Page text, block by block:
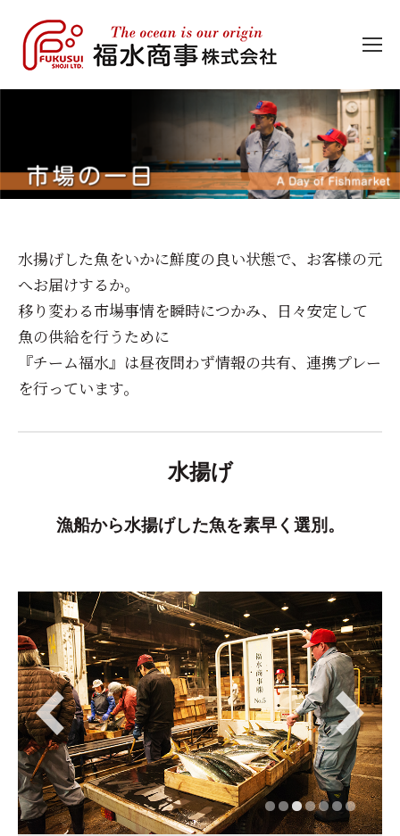
水揚げした魚をいかに鮮度の良い状態で、お客様の元
へお届けするか。
移り変わる市場事情を瞬時につかみ、日々安定して
魚の供給を行うために
『チーム福水』は昼夜問わず情報の共有、連携プレー
を行っています。
水揚げ
漁船から水揚げした魚を素早く選別。